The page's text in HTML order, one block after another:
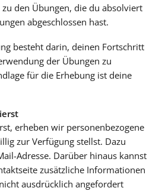
den Übungen, die du absolviert
abgeschlossen hast.
besteht darin, deinen Fortschritt
der Übungen zu
für die Erhebung ist deine
erheben wir personenbezogene
zur Verfügung stellst. Dazu
Adresse. Darüber hinaus kannst
zusätzliche Informationen
ausdrücklich angefordert